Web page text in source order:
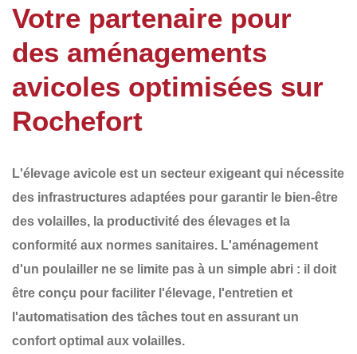
Votre partenaire pour
des aménagements
avicoles optimisées sur
Rochefort
L'élevage avicole est un secteur exigeant qui nécessite
des infrastructures adaptées pour garantir le bien-être
des volailles, la productivité des élevages et la
conformité aux normes sanitaires. L'aménagement
d'un poulailler ne se limite pas à un simple abri : il doit
être conçu pour faciliter l'élevage, l'entretien et
l'automatisation des tâches tout en assurant un
confort optimal aux volailles.